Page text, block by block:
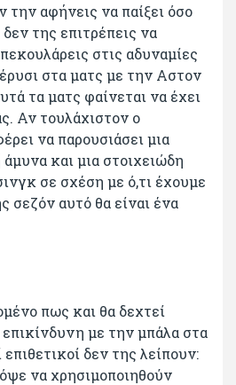
την αφήνεις να παίξει όσο
της επιτρέπεις να
στις αδυναμίες
στα ματς με την Αστον
τα ματς φαίνεται να έχει
Αν τουλάχιστον ο
να παρουσιάσει μια
και μια στοιχειώδη
σε σχέση με ό,τι έχουμε
σεζόν αυτό θα είναι ένα
πως και θα δεχτεί
επικίνδυνη με την μπάλα στα
δεν της λείπουν:
να χρησιμοποιηθούν